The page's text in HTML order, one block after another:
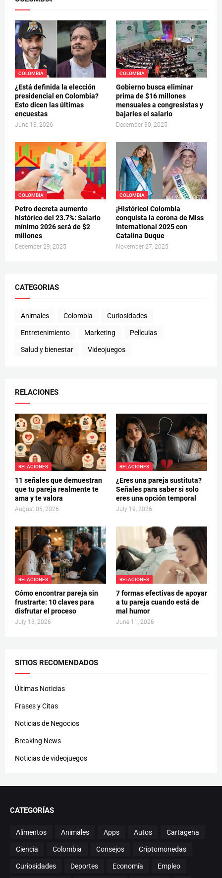
COLOMBIA
¿Está definida la elección
presidencial en Colombia?
Esto dicen las últimas
encuestas
June 13, 2026
COLOMBIA
Gobierno busca eliminar
prima de $16 millones
mensuales a congresistas y
bajarles el salario
December 30, 2025
COLOMBIA
Petro decreta aumento
histórico del 23.7%: Salario
mínimo 2026 será de $2
millones
December 29, 2025
COLOMBIA
¡Histórico! Colombia
conquista la corona de Miss
International 2025 con
Catalina Duque
November 27, 2025
CATEGORIAS
Animales Colombia Curiosidades
Entretenimiento Marketing Películas
Salud y bienestar Videojuegos
RELACIONES
RELACIONES
11 señales que demuestran
que tu pareja realmente te
ama y te valora
August 05, 2026
RELACIONES
¿Eres una pareja sustituta?
Señales para saber si solo
eres una opción temporal
July 19, 2026
RELACIONES
Cómo encontrar pareja sin
frustrarte: 10 claves para
disfrutar el proceso
July 13, 2026
RELACIONES
7 formas efectivas de apoyar
a tu pareja cuando está de
mal humor
June 11, 2026
SITIOS RECOMENDADOS
Últimas Noticias
Frases y Citas
Noticias de Negocios
Breaking News
Noticias de videojuegos
CATEGORÍAS
Alimentos Animales Apps Autos Cartagena
Ciencia Colombia Consejos Criptomonedas
Curiosidades Deportes Economía Empleo